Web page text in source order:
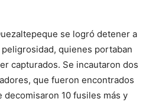
se logró detener a
quienes portaban
capturados. Se incautaron dos
que fueron encontrados
decomisaron 10 fusiles más y